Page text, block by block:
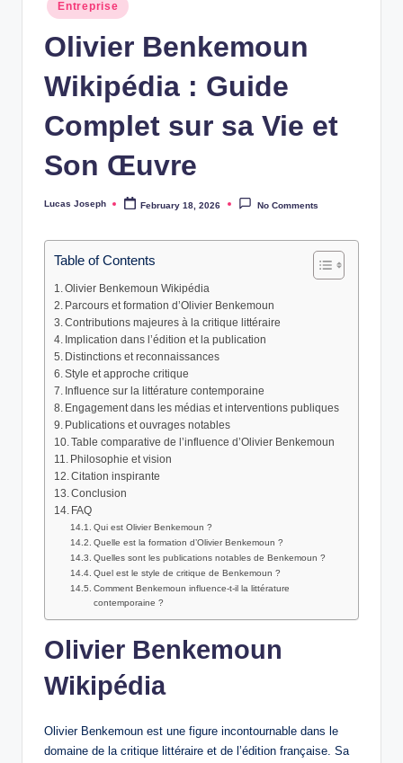
in
Entreprise
Olivier Benkemoun
Wikipédia : Guide
Complet sur sa Vie et
Son Œuvre
Posted
Lucas Joseph February 18, 2026 No Comments
Table of Contents
Olivier Benkemoun Wikipédia
Parcours et formation d’Olivier Benkemoun
Contributions majeures à la critique littéraire
Implication dans l’édition et la publication
Distinctions et reconnaissances
Style et approche critique
Influence sur la littérature contemporaine
Engagement dans les médias et interventions publiques
Publications et ouvrages notables
Table comparative de l’influence d’Olivier Benkemoun
Philosophie et vision
Citation inspirante
Conclusion
FAQ
Qui est Olivier Benkemoun ?
Quelle est la formation d’Olivier Benkemoun ?
Quelles sont les publications notables de Benkemoun ?
Quel est le style de critique de Benkemoun ?
Comment Benkemoun influence-t-il la littérature
contemporaine ?
Olivier Benkemoun
Wikipédia
Olivier Benkemoun est une figure incontournable dans le
domaine de la critique littéraire et de l’édition française. Sa